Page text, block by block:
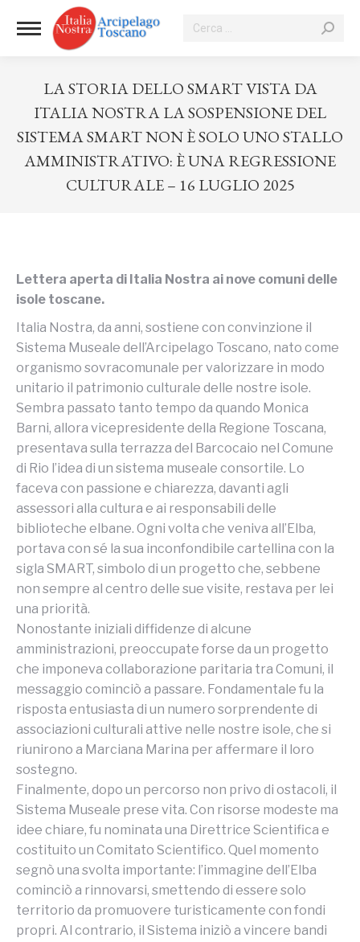
Cerca:
LA STORIA DELLO SMART VISTA DA
ITALIA NOSTRA LA SOSPENSIONE DEL
SISTEMA SMART NON È SOLO UNO STALLO
AMMINISTRATIVO: È UNA REGRESSIONE
CULTURALE – 16 LUGLIO 2025
Lettera aperta di Italia Nostra ai nove comuni delle
isole toscane.
Italia Nostra, da anni, sostiene con convinzione il
Sistema Museale dell’Arcipelago Toscano, nato come
organismo sovracomunale per valorizzare in modo
unitario il patrimonio culturale delle nostre isole.
Sembra passato tanto tempo da quando Monica
Barni, allora vicepresidente della Regione Toscana,
presentava sulla terrazza del Barcocaio nel Comune
di Rio l’idea di un sistema museale consortile. Lo
faceva con passione e chiarezza, davanti agli
assessori alla cultura e ai responsabili delle
biblioteche elbane. Ogni volta che veniva all’Elba,
portava con sé la sua inconfondibile cartellina con la
sigla SMART, simbolo di un progetto che, sebbene
non sempre al centro delle sue visite, restava per lei
una priorità.
Nonostante iniziali diffidenze di alcune
amministrazioni, preoccupate forse da un progetto
che imponeva collaborazione paritaria tra Comuni, il
messaggio cominciò a passare. Fondamentale fu la
risposta entusiasta di un numero sorprendente di
associazioni culturali attive nelle nostre isole, che si
riunirono a Marciana Marina per affermare il loro
sostegno.
Finalmente, dopo un percorso non privo di ostacoli, il
Sistema Museale prese vita. Con risorse modeste ma
idee chiare, fu nominata una Direttrice Scientifica e
costituito un Comitato Scientifico. Quel momento
segnò una svolta importante: l’immagine dell’Elba
cominciò a rinnovarsi, smettendo di essere solo
territorio da promuovere turisticamente con fondi
propri. Al contrario, il Sistema iniziò a vincere bandi